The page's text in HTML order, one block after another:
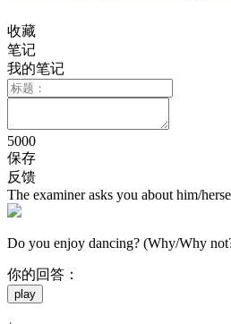
收藏
笔记
我的笔记
5000
保存
反馈
The examiner asks you about him/
Do you enjoy dancing? (Why/Why
你的回答：
play